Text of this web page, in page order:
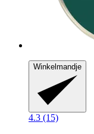
Winkelmandje
4.3 (15)